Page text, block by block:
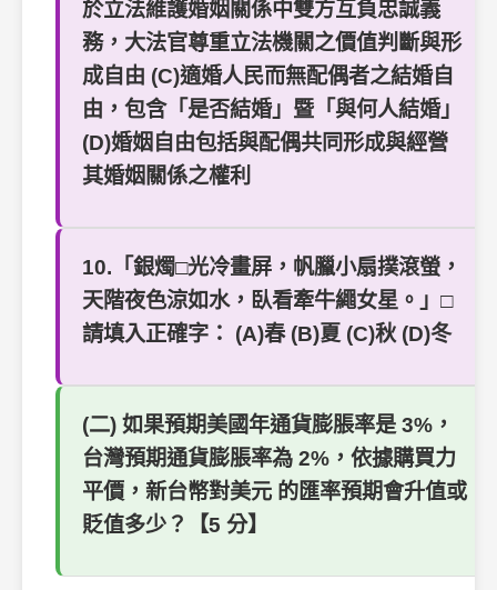
於立法維護婚姻關係中雙方互負忠誠義
務，大法官尊重立法機關之價值判斷與形
成自由 (C)適婚人民而無配偶者之結婚自
由，包含「是否結婚」暨「與何人結婚」
(D)婚姻自由包括與配偶共同形成與經營
其婚姻關係之權利
10.「銀燭□光冷畫屏，帆臘小扇撲滾螢，
天階夜色涼如水，臥看牽牛繩女星。」□
請填入正確字： (A)春 (B)夏 (C)秋 (D)冬
(二) 如果預期美國年通貨膨脹率是 3%，
台灣預期通貨膨脹率為 2%，依據購買力
平價，新台幣對美元 的匯率預期會升值或
貶值多少？【5 分】